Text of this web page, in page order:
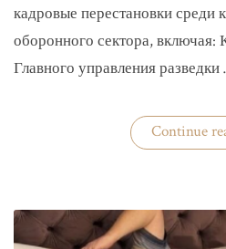
кадровые перестановки среди
оборонного сектора, включая:
Главного управления
Continue